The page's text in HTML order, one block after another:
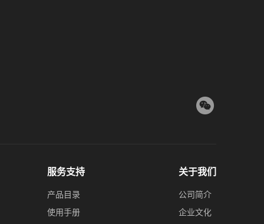
服务支持
产品目录
使用手册
关于我们
公司简介
企业文化